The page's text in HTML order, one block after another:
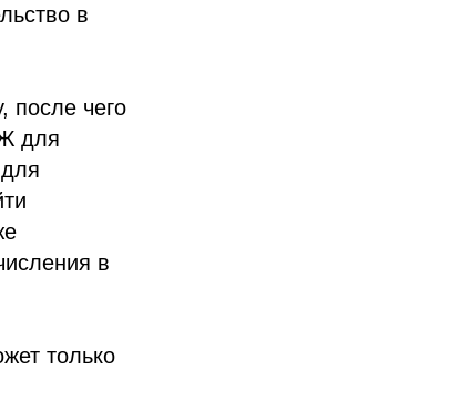
в
после чего
для
в
только